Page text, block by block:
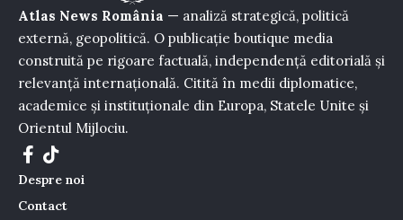
Atlas News România — analiză strategică, politică
externă, geopolitică. O publicație boutique media
construită pe rigoare factuală, independență editorială și
relevanță internațională. Citită în medii diplomatice,
academice și instituționale din Europa, Statele Unite și
Orientul Mijlociu.
Despre noi
Contact